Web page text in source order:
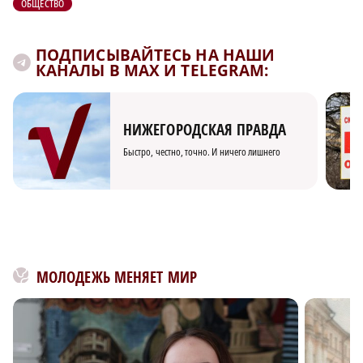
ПОДПИСЫВАЙТЕСЬ НА НАШИ
КАНАЛЫ В MAX И TELEGRAM:
НИЖЕГОРОДСКАЯ ПРАВДА
Быстро, честно, точно. И ничего лишнего
МОЛОДЕЖЬ МЕНЯЕТ МИР